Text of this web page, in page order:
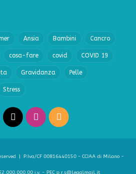
Ansia Bambini Cancro
cosa-fare covid COVID 19
Gravidanza Pelle
Stress
Instagram
RSS
| P.Iva/CF 00816440150 - CCIAA di Milano -
i.v. - PEC p.r.s@legalmail.it